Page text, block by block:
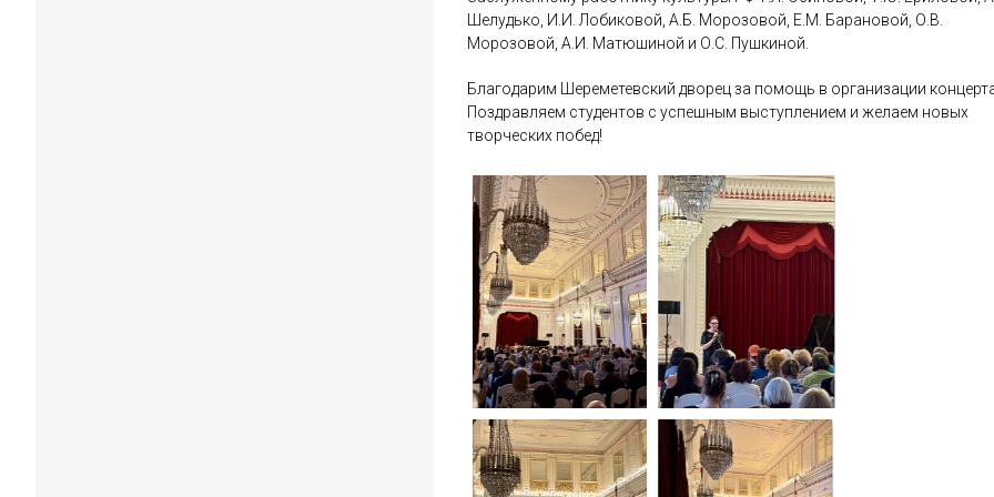
Шелудько, И.И. Лобиковой, А.Б. Морозовой, Е.М. Барановой, О.В.
Морозовой, А.И. Матюшиной и О.С. Пушкиной.
Благодарим Шереметевский дворец за помощь в организации
Поздравляем студентов с успешным выступлением и желаем новых
творческих побед!